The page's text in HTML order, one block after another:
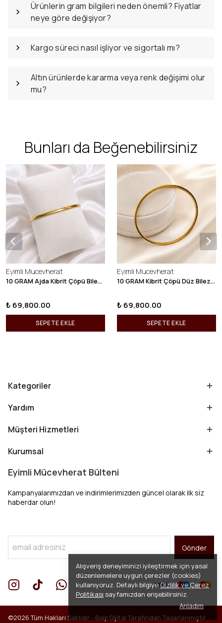
Alışveriş deneyiminizi iyileştirmek için yasal
düzenlemelere uygun çerezler (cookies)
kullanıyoruz. Detaylı bilgiyeGizlilik ve Çerez
Politikası sayfamızdan erişebilirsiniz.
Anladım
Ürünlerin gram bilgileri neden önemli? Fiyatlar
neye göre değişiyor?
Kargo süreci nasıl işliyor ve sigortalı mı?
Altın ürünlerde kararma veya renk değişimi olur
mu?
Bunları da Beğenebilirsiniz
Eyimli Mucevherat
10 GRAM Ajda Kibrit Çöpü Bilezik 22 Ayar 22BLZ003
₺ 69,800.00
SEPETE EKLE
Eyimli Mucevherat
10 GRAM Kibrit Çöpü Düz Bilezik 22 Ayar 22BLZ001
₺ 69,800.00
SEPETE EKLE
Kategoriler
Yardım
Müşteri Hizmetleri
Kurumsal
Eyimli Mücevherat Bülteni
Kampanyalarımızdan ve indirimlerimizden güncel olarak ilk siz
haberdar olun!
Gönder
©2026 Tüm Hakları Saklıdır - Balp Dijital Tarafından Tasarlanmıştır